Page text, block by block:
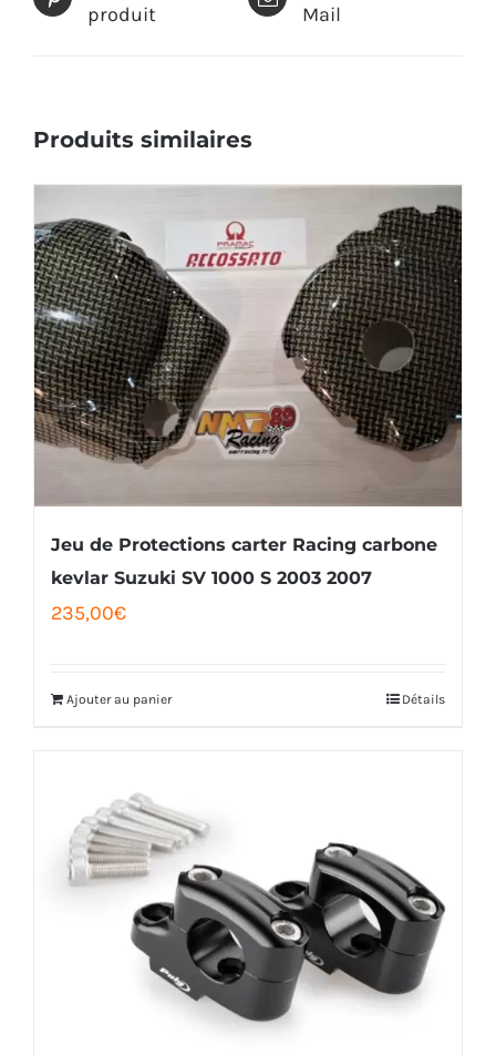
produit Mail
Produits similaires
Jeu de Protections carter Racing carbone
kevlar Suzuki SV 1000 S 2003 2007
235,00€
Ajouter au panier Détails